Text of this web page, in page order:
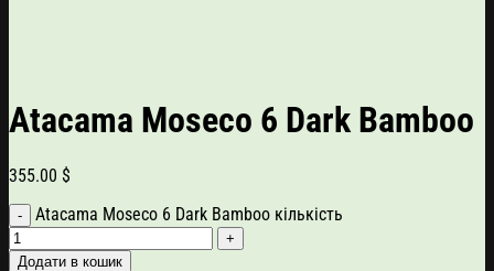
Atacama Moseco 6 Dark Bamboo
355.00 $
Atacama Moseco 6 Dark Bamboo кількість
Додати в кошик